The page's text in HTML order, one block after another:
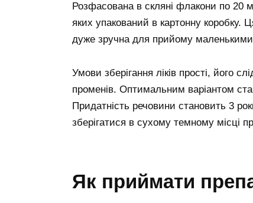
Розфасована в скляні флакони по 20
яких упакований в картонну коробку.
дуже зручна для прийому
Умови зберігання ліків прості, його
променів. Оптимальним варіантом
Придатність речовини становить 3
зберігатися в сухому темному місці
Як приймати